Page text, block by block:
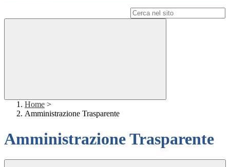
Home >
Amministrazione Trasparente
Amministrazione Trasparente